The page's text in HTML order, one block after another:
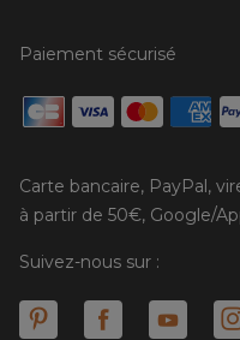
Paiement sécurisé
Carte bancaire, PayPal,
à partir de 50€, Google/
Suivez-nous sur :